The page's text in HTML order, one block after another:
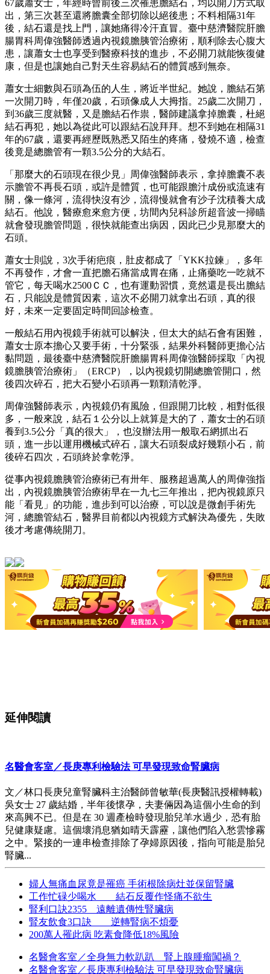
67歲蕭女士，年經時曾前後三次罹患膽結石，均以開刀方式取
出，第三次甚至還將膽囊全部切除以絕後患；不料相隔31年
後，結石還是找上門，讓她痛得冷汗直冒。臺中慈濟醫院肝膽
腸胃科周偉強醫師透過內視鏡膽胰管治療術，順利除去心腹大
患，讓蕭女士也享受到醫療科技的進步，不必開刀就能恢復健
康，但是也讓她自己對天生容易結石的體質感到無奈。
蕭女士細數與石頭為伍的人生，將近半世紀。她說，膽結石第
一次開刀時，年僅20歲，石頭像成人大拇指。25歲二次開刀，
到36歲三度就醫，又是膽結石作祟，醫師建議拿掉膽囊，杜絕
結石再犯，她以為從此可以跟結石說拜拜。想不到她在相隔31
年的67歲，還要再經歷既熟悉又陌生的疼痛，發燒不適，檢查
後竟是總膽管有一顆3.5公分的大結石。
「那麼大的石頭現在很少見」周偉強醫師表示，拿掉膽囊不表
示膽管不再長石頭，或許是體質，也可能跟膽汁成份或流速有
關，像一條河，流得快沒有沙，流得慢就會有沙子沈積養大成
結石。他說，醫療愈來愈方便，坊間內兒科診所超音波一掃瞄
就會發現膽管問題，很快就能查出病因，因此已少見那麼大的
石頭。
蕭女士則說，3次手術疤痕，肚皮都成了「YKK拉鍊」，多年
不再發作，才會一直把膽石痛當成胃在痛，止痛藥吃一吃就不
管它，每天喝水2500ＣＣ，也有運動習慣，竟然還是長出膽結
石，只能說是體質因素，這次不必開刀就拿出石頭，真的很
好，未來一定要固定時間回診檢查。
一般結石用內視鏡手術就可以解決，但太大的結石會有困難，
蕭女士原本擔心又要手術，十分緊張，結果外科醫師更擔心沾
黏問題，最後臺中慈濟醫院肝膽腸胃科周偉強醫師採取「內視
鏡膽胰管治療術」（ERCP），以內視鏡切開總膽管開口，然
後四次碎石，把大石變小石頭再一顆顆清乾淨。
周偉強醫師表示，內視鏡仍有風險，但跟開刀比較，相對低很
多，一般來說，結石１公分以上就算是大的了，蕭女士的石頭
養到3.5公分「真的很大」，也沒辦法用一般取石網抓出石
頭，進一步以運用機械式碎石，讓大石頭裂成好幾顆小石，前
後碎石四次，石頭終於拿乾淨。
從事內視鏡膽胰管治療術已有卅年、服務超過萬人的周偉強指
出，內視鏡膽胰管治療術早在一九七三年推出，把內視鏡原只
能「看見」的功能，進步到可以治療，可以說是微創手術先
河，總膽管結石，醫界目前都以內視鏡方式解決為優先，失敗
後才考慮傳統開刀。
延伸閱讀
名醫會客室／長庚專利檢驗法 可早發現致命腎臟病
文／林口長庚兒童腎臟科主治醫師曾敏華(長庚醫訊授權轉載)
吳女士 27 歲結婚，半年後懷孕，夫妻倆因為這個小生命的到
來高興不已。但是在 30 週產檢時發現胎兒羊水過少，恐有胎
兒健康疑慮。這個壞消息猶如晴天霹靂，讓他們陷入愁雲慘霧
之中。緊接的一連串檢查排除了孕婦原因後，指向可能是胎兒
腎臟...
婦人無痛血尿竟是罹癌 手術根除病灶並保留腎臟
工作忙碌少喝水 結石反覆作怪痛不欲生
腎利口訣2355 遠離遺傳性腎臟病
腎友飲食3口訣 逆轉腎病不煩憂
200萬人罹此病 吃素食降低18%風險
名醫會客室／全身無力軟趴趴 腎上腺腫瘤闖禍？
名醫會客室／長庚專利檢驗法 可早發現致命腎臟病